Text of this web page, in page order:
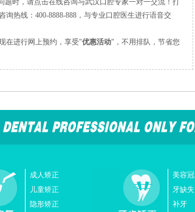
题时，请点击在线咨询与武汉口腔专家一对一交流！打
询热线：400-8888-888，与专业口腔医生进行语音交
在进行网上预约，享受"优惠活动"，不用排队，节省您
成人矫正
儿童矫正
隐形矫正
美容冠
牙缺失
补牙